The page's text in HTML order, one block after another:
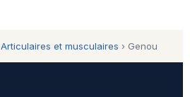
Articulaires et musculaires › Genou